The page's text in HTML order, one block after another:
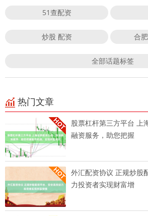
51查配资
炒股 配资 合
全部话题标签
热门文章
股票杠杆第三方平台 上
融资服务，助您把握
外汇配资协议 正规炒股
力投资者实现财富增